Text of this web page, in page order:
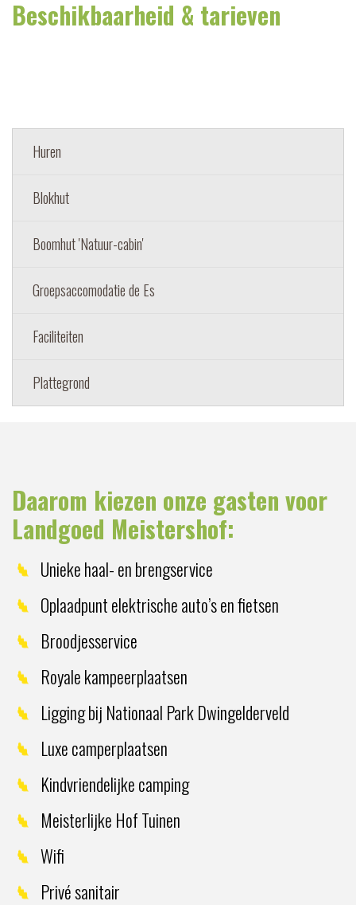
Beschikbaarheid & tarieven
Huren
Blokhut
Boomhut 'Natuur-cabin'
Groepsaccomodatie de Es
Faciliteiten
Plattegrond
Daarom kiezen onze gasten voor
Landgoed Meistershof:
Unieke haal- en brengservice
Oplaadpunt elektrische auto’s en fietsen
Broodjesservice
Royale kampeerplaatsen
Ligging bij Nationaal Park Dwingelderveld
Luxe camperplaatsen
Kindvriendelijke camping
Meisterlijke Hof Tuinen
Wifi
Privé sanitair